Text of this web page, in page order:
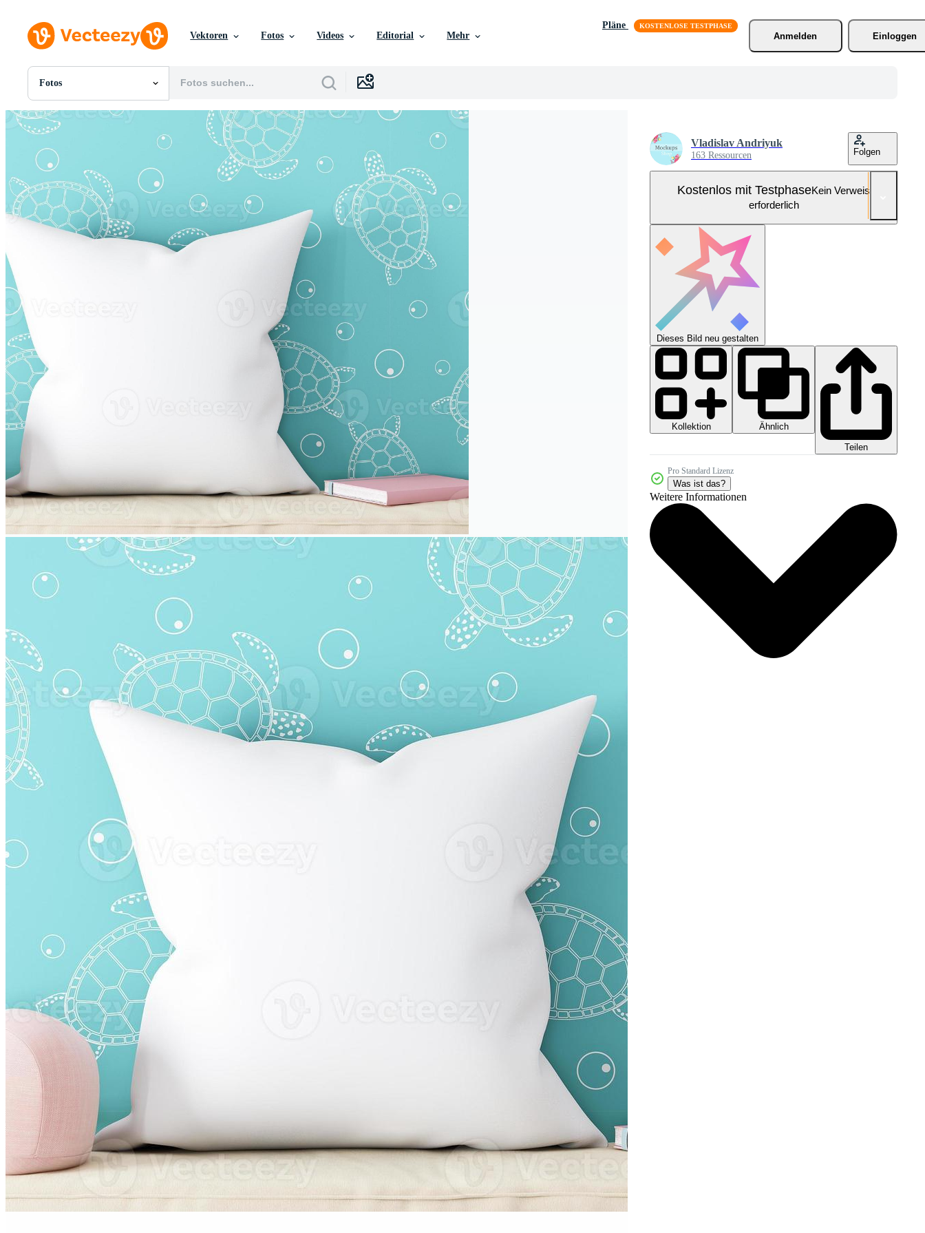
Vektoren Fotos Videos Editorial Mehr
Pläne
Anmelden
Einloggen
Fotos
Alle Bilder
PNGs
SVGs
Vorlagen
Vektoren
Videos
Motion Graphics
Redaktionelle Bilder
Redaktionelle Ereignisse
Vladislav Andriyuk
163 Ressourcen Folgen
Kostenlos mit TestphaseKein Verweis
erforderlich
Dieses Bild neu gestalten
Kollektion
Ähnlich
Teilen
Pro Standard Lizenz
Was ist das?
Weitere Informationen